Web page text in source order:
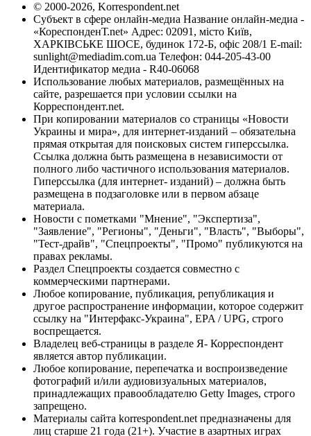
© 2000-2026, Korrespondent.net
Субъект в сфере онлайн-медиа Название онлайн-медиа -
«КореспонденТ.net» Адрес: 02091, місто Київ,
ХАРКІВСЬКЕ ШОСЕ, будинок 172-Б, офіс 208/1 E-mail:
sunlight@mediadim.com.ua Телефон: 044-205-43-00
Идентификатор медиа - R40-06068
Использование любых материалов, размещённых на
сайте, разрешается при условии ссылки на
Корреспондент.net.
При копировании материалов со страницы «Новости
Украины и мира», для интернет-изданий – обязательна
прямая открытая для поисковых систем гиперссылка.
Ссылка должна быть размещена в независимости от
полного либо частичного использования материалов.
Гиперссылка (для интернет- изданий) – должна быть
размещена в подзаголовке или в первом абзаце
материала.
Новости с пометками "Мнение", "Экспертиза",
"Заявление", "Регионы", "Деньги", "Власть", "Выборы",
"Тест-драйв", "Спецпроекты", "Промо" публикуются на
правах рекламы.
Раздел Спецпроекты создается совместно с
коммерческими партнерами.
Любое копирование, публикация, републикация и
другое распространение информации, которое содержит
ссылку на "Интерфакс-Украина", EPA / UPG, строго
воспрещается.
Владелец веб-страницы в разделе Я- Корреспондент
является автор публикации.
Любое копирование, перепечатка и воспроизведение
фотографий и/или аудиовизуальных материалов,
принадлежащих правообладателю Getty Images, строго
запрещено.
Материалы сайта korrespondent.net предназначены для
лиц старше 21 года (21+). Участие в азартных играх